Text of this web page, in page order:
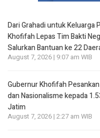
Dari Grahadi untuk Keluarga
Khofifah Lepas Tim Bakti
Salurkan Bantuan ke 22
August 7, 2026 | 9:07 am WIB
Gubernur Khofifah
dan Nasionalisme kepada
Jatim
August 7, 2026 | 2:27 am WIB